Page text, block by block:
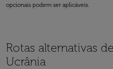
opcionais podem ser aplicáveis.
Rotas alternativas
Ucrânia